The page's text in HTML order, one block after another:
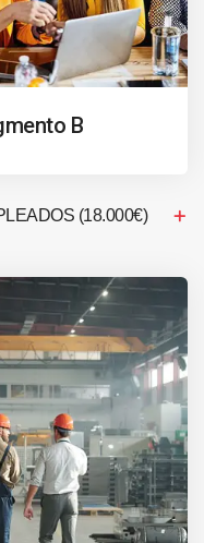
B
(18.000€)